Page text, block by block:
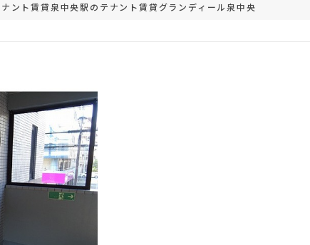
ント賃貸泉中央駅のテナント賃貸グランディール泉中央